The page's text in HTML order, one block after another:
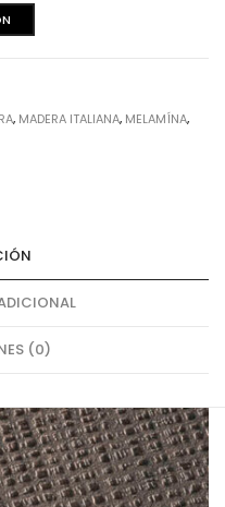
, MADERA ITALIANA, MELAMÍNA,
(0)